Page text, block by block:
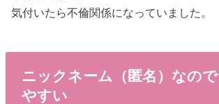
気付いたら不倫関係になっていました。
ニックネーム（匿名）なの
やすい